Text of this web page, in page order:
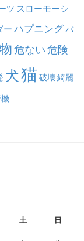
ツ スローモーシ
ー ハプニング バ
危ない 危険
犬猫 破壊綺麗
土 日